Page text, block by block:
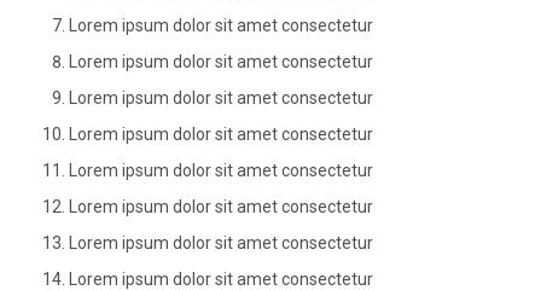
Lorem ipsum dolor sit amet consectetur
Lorem ipsum dolor sit amet consectetur
Lorem ipsum dolor sit amet consectetur
Lorem ipsum dolor sit amet consectetur
Lorem ipsum dolor sit amet consectetur
Lorem ipsum dolor sit amet consectetur
Lorem ipsum dolor sit amet consectetur
Lorem ipsum dolor sit amet consectetur